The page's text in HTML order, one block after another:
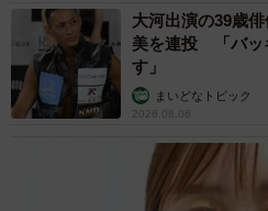
りないことが分かりましたが
とのこと。このほか、膀胱炎の
部が石灰化していることも判明
いなど不自由なことはないそう
大河出演の39歳
美を連投 「バッ
す」
まいどなトピック
2026.08.06